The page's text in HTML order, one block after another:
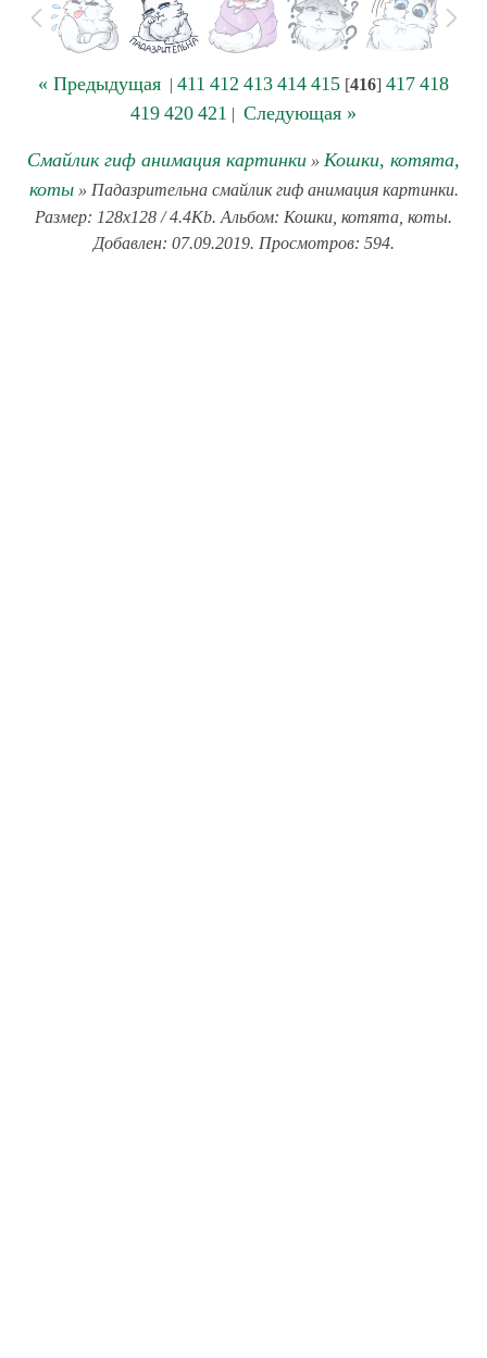
« Предыдущая | 411 412 413 414 415 [416] 417 418
419 420 421 | Следующая »
Смайлик гиф анимация картинки » Кошки, котята,
коты» Падазрительна смайлик гиф анимация картинки.
Размер: 128x128 / 4.4Kb. Альбом: Кошки, котята, коты.
Добавлен: 07.09.2019. Просмотров: 594.